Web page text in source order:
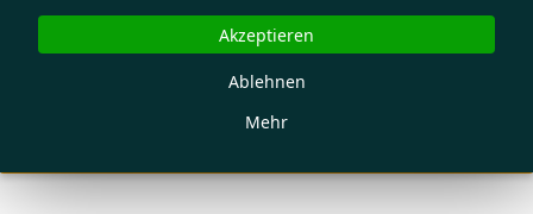
Mehr
Ablehnen
Akzeptieren